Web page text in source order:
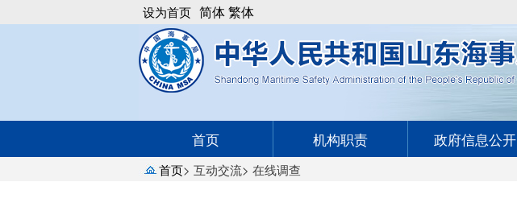
设为首页 简体繁体
首页 机构职责 政府信息公开
首页> 互动交流> 在线调查